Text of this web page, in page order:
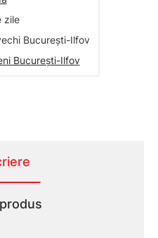
zile
București-Ilfov
București-Ilfov